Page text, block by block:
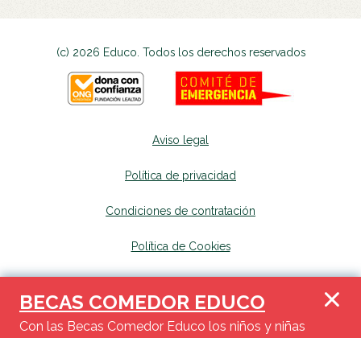
BECAS COMEDOR EDUCO
Con las Becas Comedor Educo los niños y niñas
(c) 2026 Educo. Todos los derechos reservados
Aviso legal
Política de privacidad
Condiciones de contratación
Política de Cookies